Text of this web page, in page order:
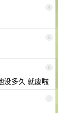
4
5
6
没多久 就废啦
7